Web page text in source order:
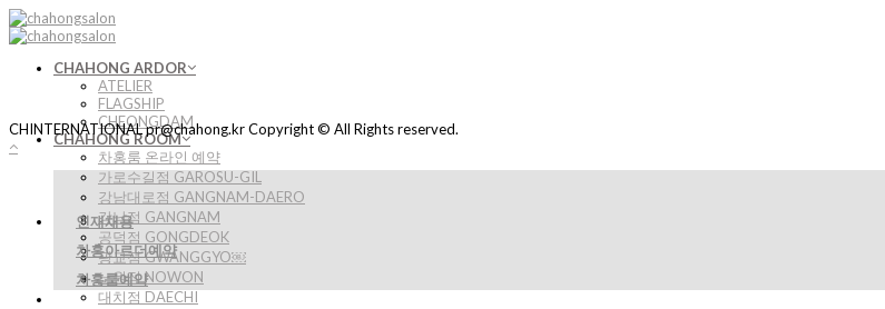
Skip
to
CHAHONG ARDOR
ATELIER
FLAGSHIP
CHEONGDAM
CHAHONG ROOM
차홍룸 온라인 예약
가로수길점 GAROSU-GIL
강남대로점 GANGNAM-DAERO
강남점 GANGNAM
공덕점 GONGDEOK
광교점 GWANGGYO￼
노원점 NOWON
대치점 DAECHI
CHINTERNATIONAL pr@chahong.kr Copyright © All Rights reserved.
인재채용
차홍아르더예약
차홍룸예약